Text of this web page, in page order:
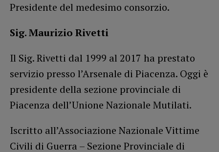
Presidente del medesimo consorzio.
Sig. Maurizio Rivetti
Il Sig. Rivetti dal 1999 al 2017 ha prestato
servizio presso l’Arsenale di Piacenza. Oggi è
presidente della sezione provinciale di
Piacenza dell’Unione Nazionale Mutilati.
Iscritto all’Associazione Nazionale Vittime
Civili di Guerra – Sezione Provinciale di